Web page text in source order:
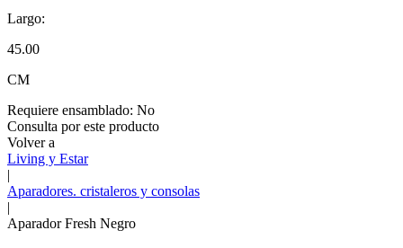
Largo:
45.00
CM
Requiere ensamblado: No
Consulta por este producto
Volver a
Living y Estar
|
Aparadores. cristaleros y consolas
|
Aparador Fresh Negro